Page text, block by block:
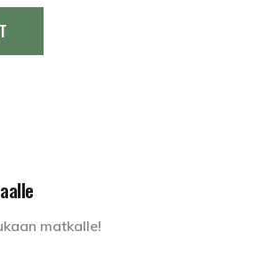
matkalle!